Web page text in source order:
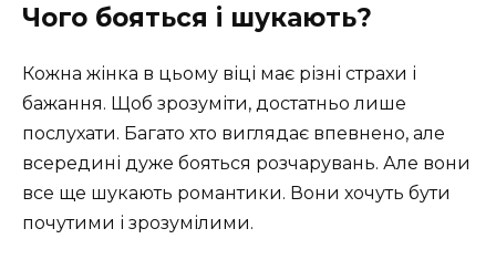
Чого бояться і шукають?
Кожна жінка в цьому віці має різні страхи і
бажання. Щоб зрозуміти, достатньо лише
послухати. Багато хто виглядає впевнено, але
всередині дуже бояться розчарувань. Але вони
все ще шукають романтики. Вони хочуть бути
почутими і зрозумілими.